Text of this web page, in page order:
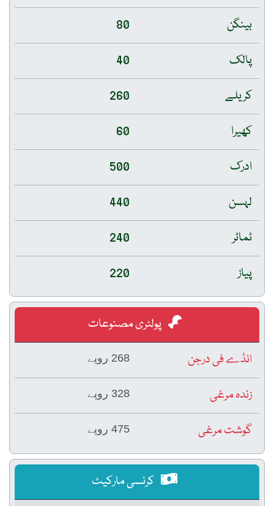
بینگن
80
پالک
40
کریلے
260
کھیرا
60
ادرک
500
لہسن
440
ٹماٹر
240
پیاز
220
پولٹری مصنوعات
انڈے فی درجن
268 روپے
زندہ مرغی 328 روپے
گوشت مرغی 475 روپے
کرنسی مارکیٹ